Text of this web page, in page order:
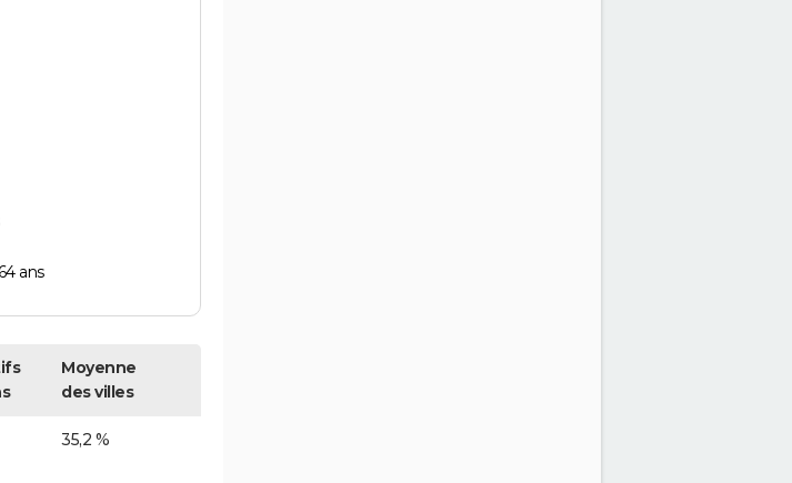
ans
Moyenne
des villes
35,2 %